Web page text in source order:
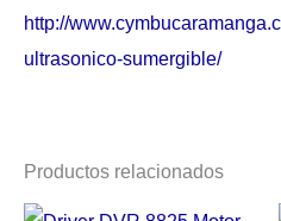
http://
ultrasonico-sumergible/
Productos relacionados